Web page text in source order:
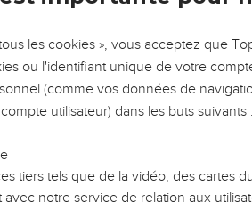
qui ne mène pas à la mort, qu'il prie,
ne conduisant pas à la mort. Il y
de prier.
ne conduisent pas jusqu’à la mort.
le monde entier est sous la
les cookies », vous acceptez que
ou l'identifiant unique de votre
(comme vos données de
utilisateur) dans les buts suivants :
tiers tels que de la vidéo, des cartes
notre service de relation aux